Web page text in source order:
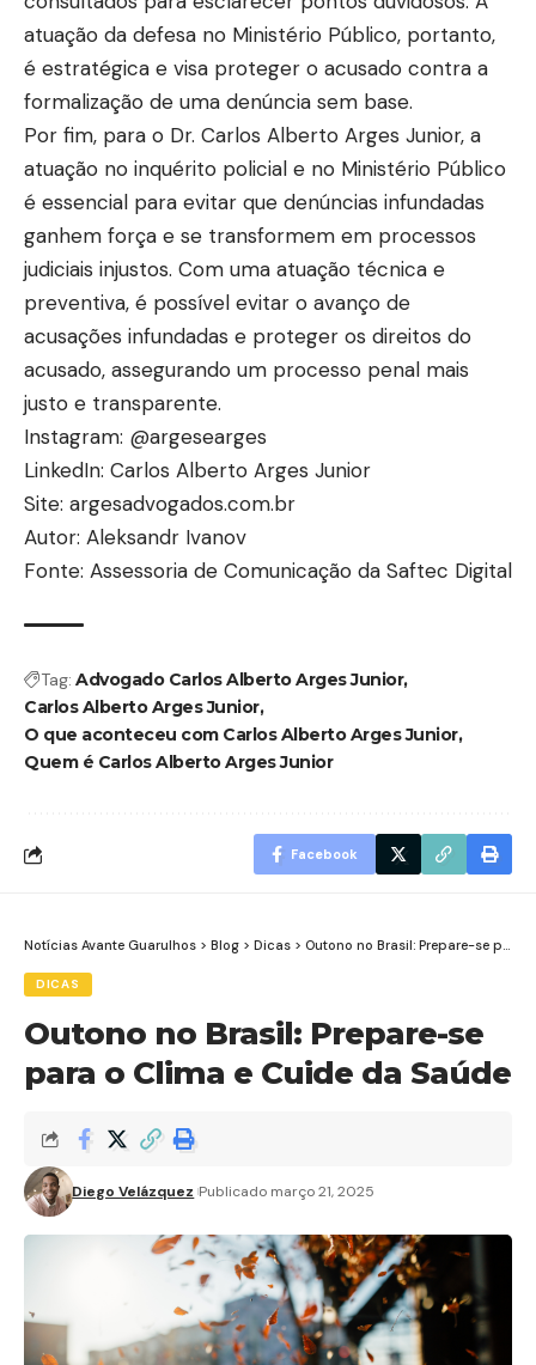
atuação da defesa no Ministério Público, portanto,
é estratégica e visa proteger o acusado contra a
formalização de uma denúncia sem base.
Por fim, para o Dr. Carlos Alberto Arges Junior, a
atuação no inquérito policial e no Ministério Público
é essencial para evitar que denúncias infundadas
ganhem força e se transformem em processos
judiciais injustos. Com uma atuação técnica e
preventiva, é possível evitar o avanço de
acusações infundadas e proteger os direitos do
acusado, assegurando um processo penal mais
justo e transparente.
Instagram: @argesearges
LinkedIn: Carlos Alberto Arges Junior
Site: argesadvogados.com.br
Autor: Aleksandr Ivanov
Fonte: Assessoria de Comunicação da Saftec Digital
Tag: Advogado Carlos Alberto Arges Junior
Carlos Alberto Arges Junior
O que aconteceu com Carlos Alberto Arges Junior
Quem é Carlos Alberto Arges Junior
Facebook
Notícias Avante Guarulhos > Blog > Dicas > Outono no Brasil: Prepare-se para o Clima e Cuide da Saúde
DICAS
Outono no Brasil: Prepare-se
para o Clima e Cuide da Saúde
Diego Velázquez Publicado março 21, 2025